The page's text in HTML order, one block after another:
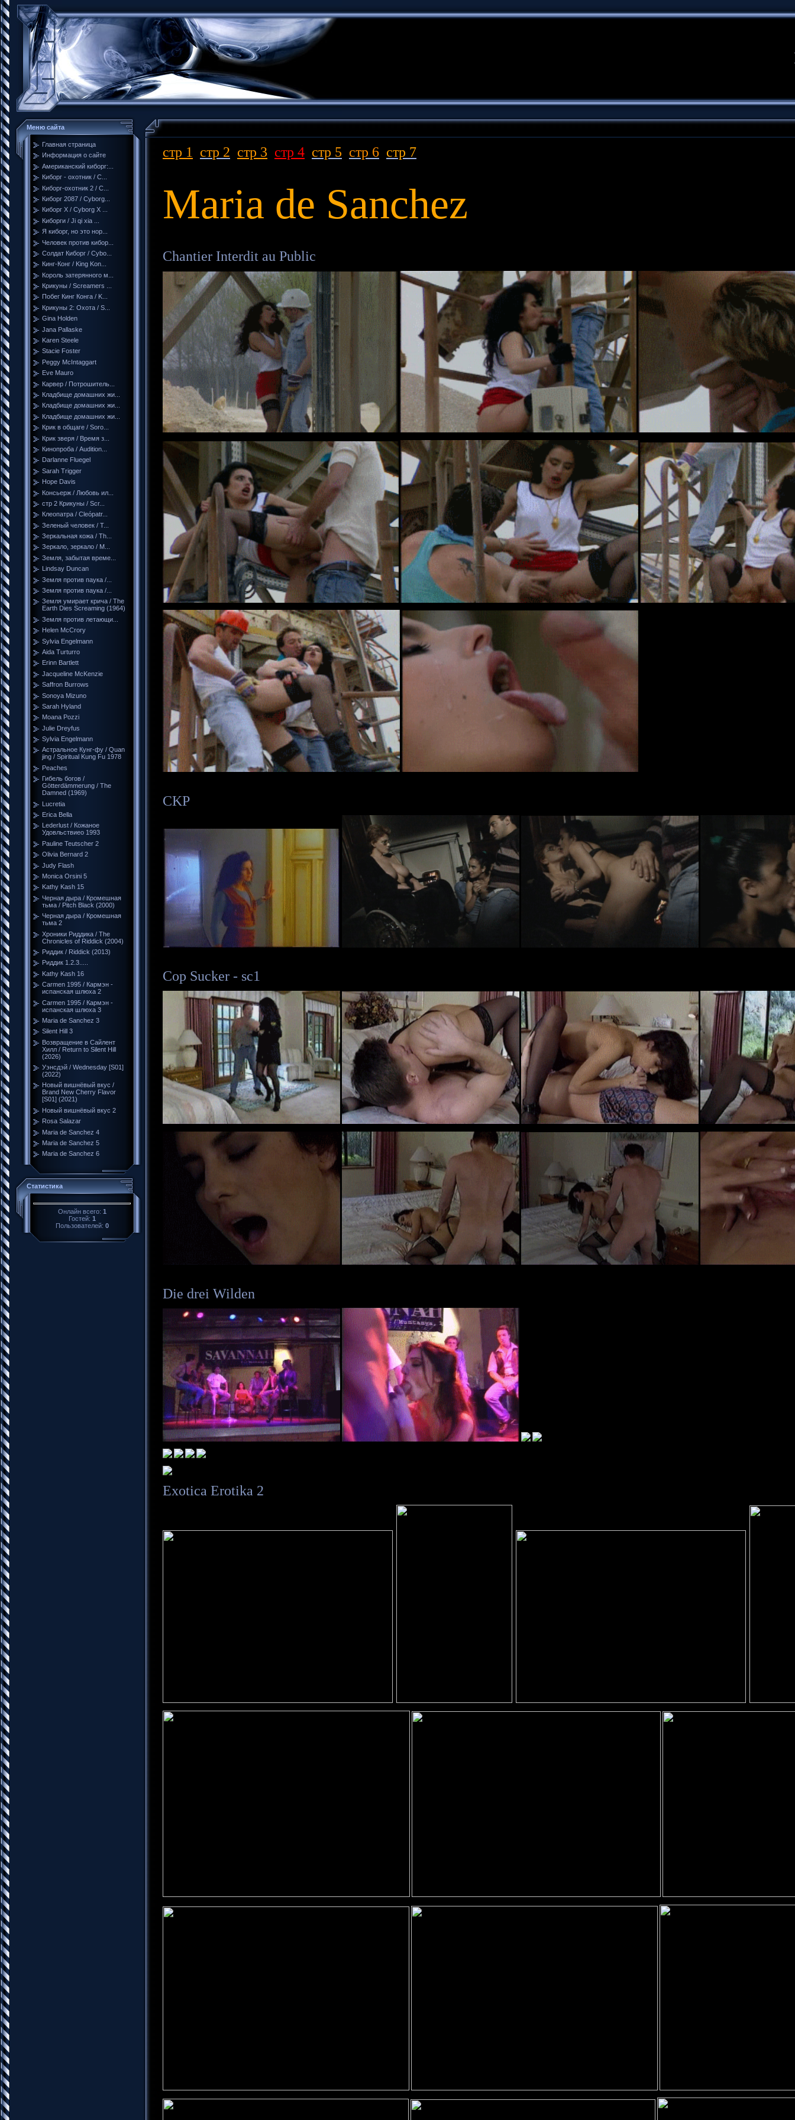
Меню сайта
Главная страница
Информация о сайте
Американский киборг:...
Киборг - охотник / C...
Киборг-охотник 2 / C...
Киборг 2087 / Cyborg...
Киборг X / Cyborg X ...
Киборги / Ji qi xia ...
Я киборг, но это нор...
Человек против кибор...
Солдат Киборг / Cybo...
Кинг-Конг / King Kon...
Король затерянного м...
Крикуны / Screamers ...
Побег Кинг Конга / K...
Крикуны 2: Охота / S...
Gina Holden
Jana Pallaske
Karen Steele
Stacie Foster
Peggy McIntaggart
Eve Mauro
Карвер / Потрошитель...
Кладбище домашних жи...
Кладбище домашних жи...
Кладбище домашних жи...
Крик в общаге / Soro...
Крик зверя / Время з...
Кинопроба / Audition...
Darlanne Fluegel
Sarah Trigger
Hope Davis
Консьерж / Любовь ил...
стр 2 Крикуны / Scr...
Клеопатра / Cleópatr...
Зеленый человек / T...
Зеркальная кожа / Th...
Зеркало, зеркало / M...
Земля, забытая време...
Lindsay Duncan
Земля против паука /...
Земля против паука /...
Земля умирает крича / The
Earth Dies Screaming (1964)
Земля против летающи...
Helen McCrory
Sylvia Engelmann
Aida Turturro
Erinn Bartlett
Jacqueline McKenzie
Saffron Burrows
Sonoya Mizuno
Sarah Hyland
Moana Pozzi
Julie Dreyfus
Sylvia Engelmann
Астральное Кунг-фу / Quan
jing / Spiritual Kung Fu 1978
Peaches
Гибель богов /
Götterdämmerung / The
Damned (1969)
Lucretia
Erica Bella
Lederlust / Кожаное
Удовльствиео 1993
Pauline Teutscher 2
Olivia Bernard 2
Judy Flash
Monica Orsini 5
Kathy Kash 15
Черная дыра / Кромешная
тьма / Pitch Black (2000)
Черная дыра / Кромешная
тьма 2
Хроники Риддика / The
Chronicles of Riddick (2004)
Риддик / Riddick (2013)
Риддик 1.2.3.....
Kathy Kash 16
Carmen 1995 / Кармэн -
испанская шлюха 2
Carmen 1995 / Кармэн -
испанская шлюха 3
Maria de Sanchez 3
Silent Hill 3
Возвращение в Сайлент
Хилл / Return to Silent Hill
(2026)
Уэнсдэй / Wednesday [S01]
(2022)
Новый вишнёвый вкус /
Brand New Cherry Flavor
[S01] (2021)
Новый вишнёвый вкус 2
Rosa Salazar
Maria de Sanchez 4
Maria de Sanchez 5
Maria de Sanchez 6
Статистика
Онлайн всего: 1
Гостей: 1
Пользователей: 0
стр 1 стр 2 стр 3 стр 4 стр 5 стр 6 стр 7
Maria de Sanchez
Chantier Interdit au Public
CKP
Cop Sucker - sc1
Die drei Wilden
Exotica Erotika 2